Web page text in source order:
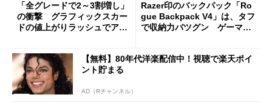
「全グレードで2～3割増し」
の衝撃 グラフィックスカー
ドの値上がりラッシュでアキ
Razer印のバックパック「Ro
gue Backpack V4」は、タフ
で収納力バツグン ゲーマー
【無料】80年代洋楽配信中！視聴で楽天ポイ
ント貯まる
AD（Rチャンネル）